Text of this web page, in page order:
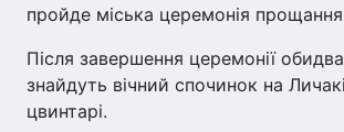
пройде міська церемонія
Після завершення церемонії
знайдуть вічний спочинок на
цвинтарі.